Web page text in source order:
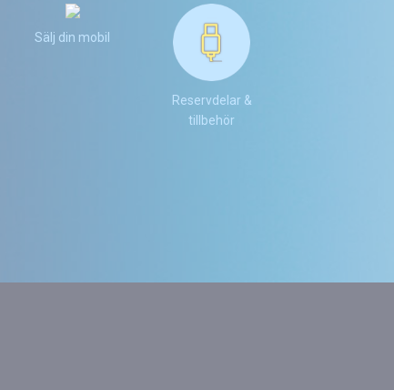
Sälj din mobil
Reservdelar &
tillbehör